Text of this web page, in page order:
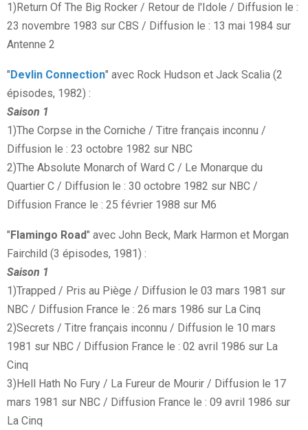
1)Return Of The Big Rocker / Retour de l'Idole / Diffusion le :
23 novembre 1983 sur CBS / Diffusion le : 13 mai 1984 sur
Antenne 2
" Devlin Connection" avec Rock Hudson et Jack Scalia (2
épisodes, 1982) :
Saison 1
1)The Corpse in the Corniche / Titre français inconnu /
Diffusion le : 23 octobre 1982 sur NBC
2)The Absolute Monarch of Ward C / Le Monarque du
Quartier C / Diffusion le : 30 octobre 1982 sur NBC /
Diffusion France le : 25 février 1988 sur M6
" Flamingo Road" avec John Beck, Mark Harmon et Morgan
Fairchild (3 épisodes, 1981) :
Saison 1
1)Trapped / Pris au Piège / Diffusion le 03 mars 1981 sur
NBC / Diffusion France le : 26 mars 1986 sur La Cinq
2)Secrets / Titre français inconnu / Diffusion le 10 mars
1981 sur NBC / Diffusion France le : 02 avril 1986 sur La
Cinq
3)Hell Hath No Fury / La Fureur de Mourir / Diffusion le 17
mars 1981 sur NBC / Diffusion France le : 09 avril 1986 sur
La Cinq